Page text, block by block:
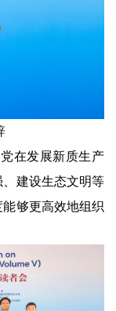
在发展新质生产
建设生态文明等
够更高效地组织